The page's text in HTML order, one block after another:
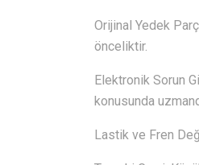
Orijinal Yedek
önceliktir.
Elektronik Sorun
konusunda
Lastik ve Fren